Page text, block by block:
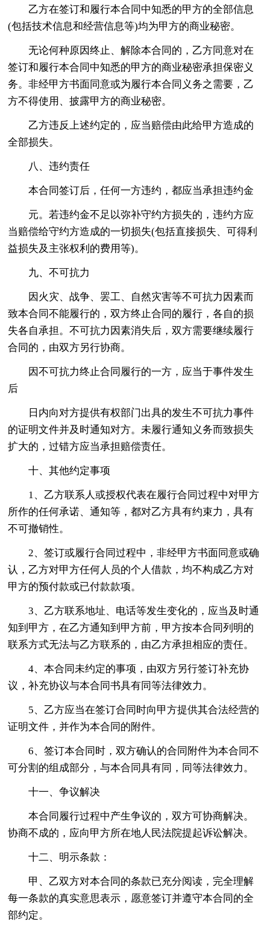
乙方在签订和履行本合同中知悉的甲方的全部信息
(包括技术信息和经营信息等)均为甲方的商业秘密。
无论何种原因终止、解除本合同的，乙方同意对在
签订和履行本合同中知悉的甲方的商业秘密承担保密义
务。非经甲方书面同意或为履行本合同义务之需要，乙
方不得使用、披露甲方的商业秘密。
乙方违反上述约定的，应当赔偿由此给甲方造成的
全部损失。
八、违约责任
本合同签订后，任何一方违约，都应当承担违约金
元。若违约金不足以弥补守约方损失的，违约方应
当赔偿给守约方造成的一切损失(包括直接损失、可得利
益损失及主张权利的费用等)。
九、不可抗力
因火灾、战争、罢工、自然灾害等不可抗力因素而
致本合同不能履行的，双方终止合同的履行，各自的损
失各自承担。不可抗力因素消失后，双方需要继续履行
合同的，由双方另行协商。
因不可抗力终止合同履行的一方，应当于事件发生
后
日内向对方提供有权部门出具的发生不可抗力事件
的证明文件并及时通知对方。未履行通知义务而致损失
扩大的，过错方应当承担赔偿责任。
十、其他约定事项
1、乙方联系人或授权代表在履行合同过程中对甲方
所作的任何承诺、通知等，都对乙方具有约束力，具有
不可撤销性。
2、签订或履行合同过程中，非经甲方书面同意或确
认，乙方对甲方任何人员的个人借款，均不构成乙方对
甲方的预付款或已付款款项。
3、乙方联系地址、电话等发生变化的，应当及时通
知到甲方，在乙方通知到甲方前，甲方按本合同列明的
联系方式无法与乙方联系的，由乙方承担相应的责任。
4、本合同未约定的事项，由双方另行签订补充协
议，补充协议与本合同书具有同等法律效力。
5、乙方应当在签订合同时向甲方提供其合法经营的
证明文件，并作为本合同的附件。
6、签订本合同时，双方确认的合同附件为本合同不
可分割的组成部分，与本合同具有同，同等法律效力。
十一、争议解决
本合同履行过程中产生争议的，双方可协商解决。
协商不成的，应向甲方所在地人民法院提起诉讼解决。
十二、明示条款：
甲、乙双方对本合同的条款已充分阅读，完全理解
每一条款的真实意思表示，愿意签订并遵守本合同的全
部约定。